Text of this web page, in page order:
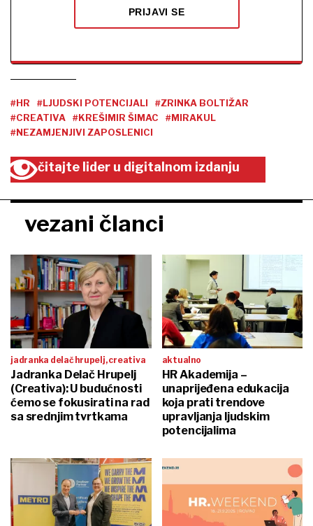
PRIJAVI SE
#HR #LJUDSKI POTENCIJALI
#ZRINKA BOLTIŽAR
#CREATIVA
#KREŠIMIR ŠIMAC
#MIRAKUL
#NEZAMJENJIVI ZAPOSLENICI
čitajte lider u digitalnom izdanju
vezani članci
jadranka delač hrupelj, creativa
Jadranka Delač Hrupelj
(Creativa): U budućnosti
ćemo se fokusirati na rad
sa srednjim tvrtkama
aktualno
HR Akademija –
unaprijeđena edukacija
koja prati trendove
upravljanja ljudskim
potencijalima